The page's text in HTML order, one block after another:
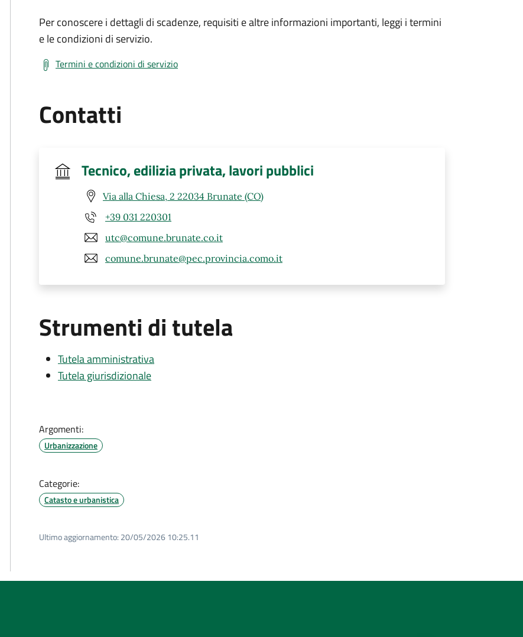
Per conoscere i dettagli di scadenze, requisiti e altre informazioni importanti, leggi i termini
e le condizioni di servizio.
Termini e condizioni di servizio
Contatti
Tecnico, edilizia privata, lavori pubblici
Via alla Chiesa, 2 22034 Brunate (CO)
+39 031 220301
utc@comune.brunate.co.it
comune.brunate@pec.provincia.como.it
Strumenti di tutela
Tutela amministrativa
Tutela giurisdizionale
Argomenti:
Urbanizzazione
Categorie:
Catasto e urbanistica
Ultimo aggiornamento: 20/05/2026 10:25.11